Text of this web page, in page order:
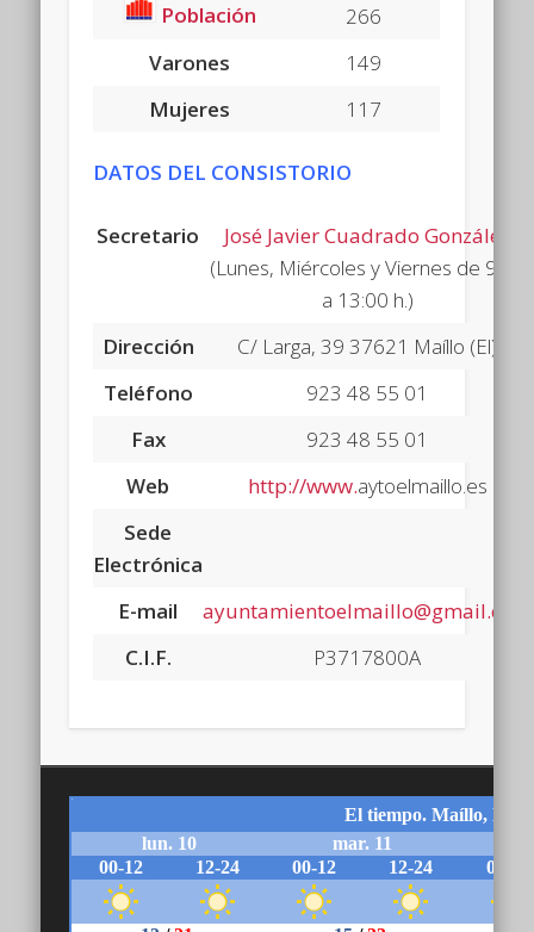
Población
266
Varones
149
Mujeres
117
DATOS DEL CONSISTORIO
Secretario
José Javier Cuadrado González
(Lunes, Miércoles y Viernes de 9:30
a 13:00 h.)
Dirección
C/ Larga, 39 37621 Maíllo (El)
Teléfono
923 48 55 01
Fax
923 48 55 01
Web
http://www.aytoelmaillo.es
Sede
Electrónica
E-mail
ayuntamientoelmaillo@gmail.com
C.I.F.
P3717800A